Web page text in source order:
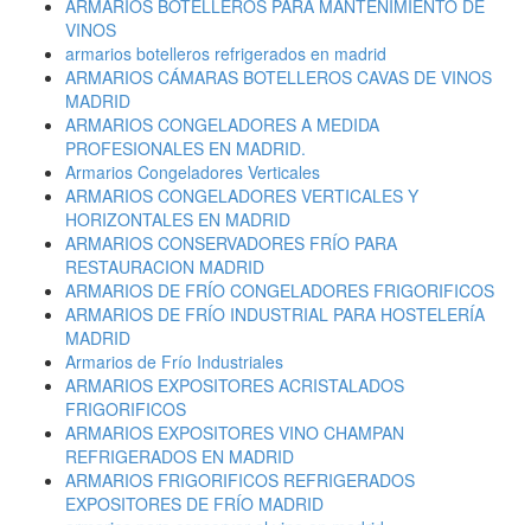
ARMARIOS BOTELLEROS PARA MANTENIMIENTO DE
VINOS
armarios botelleros refrigerados en madrid
ARMARIOS CÁMARAS BOTELLEROS CAVAS DE VINOS
MADRID
ARMARIOS CONGELADORES A MEDIDA
PROFESIONALES EN MADRID.
Armarios Congeladores Verticales
ARMARIOS CONGELADORES VERTICALES Y
HORIZONTALES EN MADRID
ARMARIOS CONSERVADORES FRÍO PARA
RESTAURACION MADRID
ARMARIOS DE FRÍO CONGELADORES FRIGORIFICOS
ARMARIOS DE FRÍO INDUSTRIAL PARA HOSTELERÍA
MADRID
Armarios de Frío Industriales
ARMARIOS EXPOSITORES ACRISTALADOS
FRIGORIFICOS
ARMARIOS EXPOSITORES VINO CHAMPAN
REFRIGERADOS EN MADRID
ARMARIOS FRIGORIFICOS REFRIGERADOS
EXPOSITORES DE FRÍO MADRID